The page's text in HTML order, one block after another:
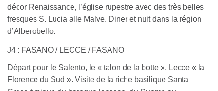
décor Renaissance, l’église rupestre avec des très belles
fresques S. Lucia alle Malve. Diner et nuit dans la région
d’Alberobello.
J4 : FASANO / LECCE / FASANO
Départ pour le Salento, le « talon de la botte », Lecce « la
Florence du Sud ». Visite de la riche basilique Santa